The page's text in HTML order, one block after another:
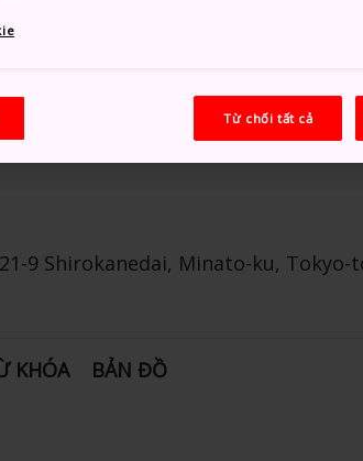
9 Shirokanedai, Minato-ku, Tokyo-
KHÓA BẢN ĐỒ
Từ chối tất cả